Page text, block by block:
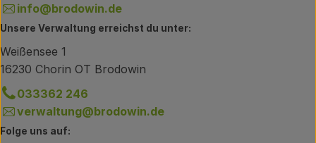
info@brodowin.de
Unsere Verwaltung erreichst du unter:
Weißensee 1
16230 Chorin OT Brodowin
033362 246
verwaltung@brodowin.de
Folge uns auf: